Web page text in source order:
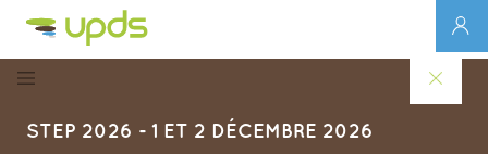
STEP 2026 - 1 ET 2 DÉCEMBRE 2026